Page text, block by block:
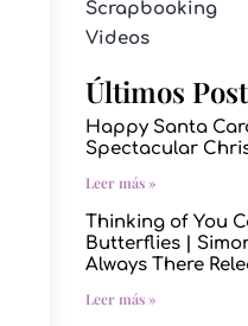
Scrapbooking
Videos
Últimos
Happy Santa
Spectacular
Leer más »
Thinking of You
Butterflies |
Always There
Leer más »